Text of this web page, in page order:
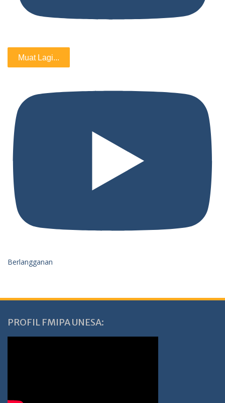
Muat Lagi...
Berlangganan
PROFIL FMIPA UNESA: